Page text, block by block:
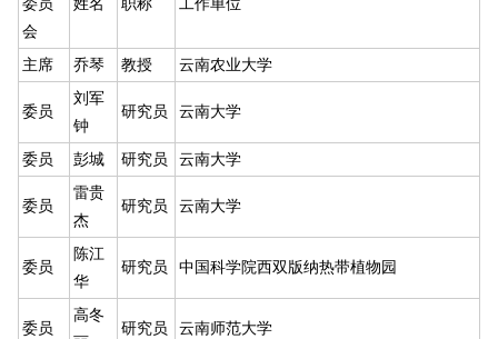
会
主席 乔琴 教授 云南农业大学
委员
刘军
钟
研究员 云南大学
委员 彭城 研究员 云南大学
委员
雷贵
杰
研究员 云南大学
委员
陈江
华
研究员 中国科学院西双版纳热带植物园
委员
高冬
研究员 云南师范大学